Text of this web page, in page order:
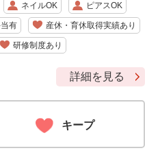
ネイルOK ピアスOK
有 産休・育休取得実績あり
研修制度あり
詳細を見る
キープ